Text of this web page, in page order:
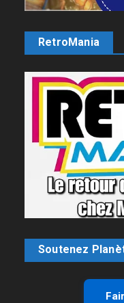
RetroMania
Soutenez